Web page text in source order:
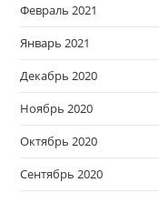
Февраль 2021
Январь 2021
Декабрь 2020
Ноябрь 2020
Октябрь 2020
Сентябрь 2020